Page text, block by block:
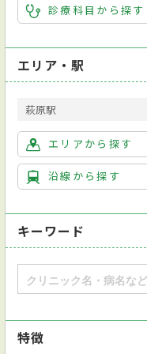
診療科目から探す
エリア・駅
萩原駅
エリアから探す
沿線から探す
キーワード
特徴